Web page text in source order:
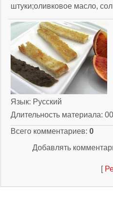
штуки;оливковое масло,
Язык: Русский
Длительность материала:
Всего комментариев: 0
Добавлять
[